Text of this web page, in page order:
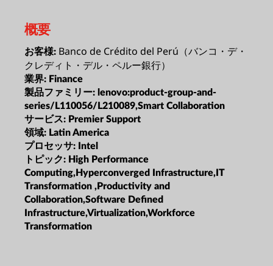
概要
お客様: Banco de Crédito del Perú（バンコ・デ・
クレディト・デル・ペルー銀行）
業界: Finance
製品ファミリー: lenovo:product-group-and-
series/L110056/L210089,Smart Collaboration
サービス: Premier Support
領域: Latin America
プロセッサ: Intel
トピック: High Performance
Computing,Hyperconverged Infrastructure,IT
Transformation ,Productivity and
Collaboration,Software Defined
Infrastructure,Virtualization,Workforce
Transformation